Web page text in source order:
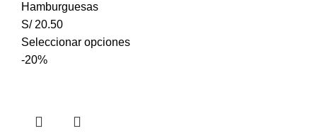
Hamburguesas
S/20.50
Seleccionar opciones
-20%